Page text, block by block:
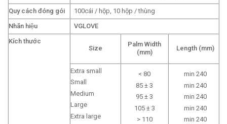
Quy cách đóng gói
100cái / hộp, 10 hộp / thùng
Nhãn hiệu
VGLOVE
Kích thước
Size
Palm Width
(mm)
Length (mm)
Extra small
Small
Medium
Large
Extra large
< 80
85 ± 3
95 ± 3
105 ± 3
> 110
min 240
min 240
min 240
min 240
min 240